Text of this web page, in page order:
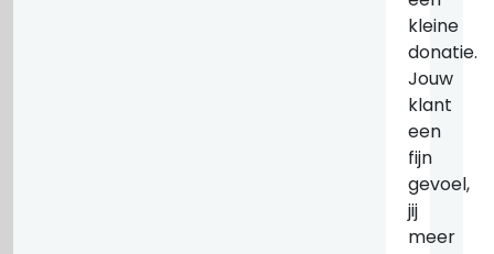
kleine
donatie.
Jouw
klant
een
fijn
gevoel,
jij
meer